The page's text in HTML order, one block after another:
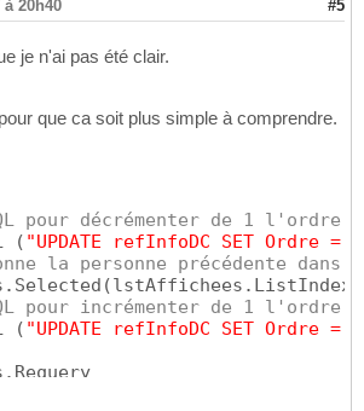
à 20h40 #5
je n'ai pas été clair.
que ca soit plus simple à comprendre.
SQL pour décrémenter de 1
( "UPDATE refInfoDC SET Ordre =
la personne précédente
(
SQL pour incrémenter de 1
( "UPDATE refInfoDC SET Ordre =